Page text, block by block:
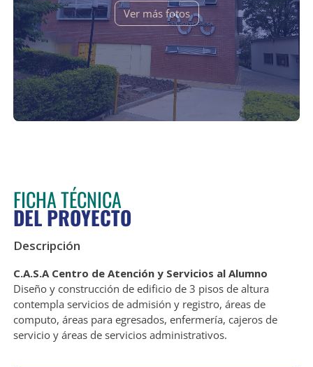
Ver más fotos
FICHA TÉCNICA
DEL PROYECTO
Descripción
C.A.S.A Centro de Atención y Servicios al Alumno
Diseño y construcción de edificio de 3 pisos de altura
contempla servicios de admisión y registro, áreas de
computo, áreas para egresados, enfermería, cajeros de
servicio y áreas de servicios administrativos.